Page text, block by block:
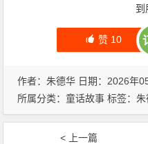
到
赞 10
作者：朱德华 日期：2026年
所属分类：童话故事 标签：朱
< 上一篇